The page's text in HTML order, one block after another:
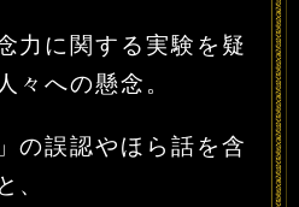
力に関する実験を疑
々への懸念。
の誤認やほら話を含
、